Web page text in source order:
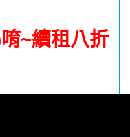
~續租八折